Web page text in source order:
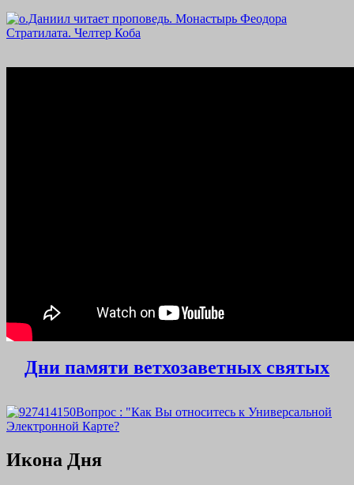
Дни памяти ветхозаветных святых
Вопрос : "Как Вы относитесь к Универсальной
Электронной Карте?
Икона Дня